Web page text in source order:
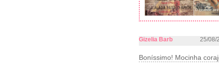
Gizelia Barb 25/08/
Boníssimo! Mocinha